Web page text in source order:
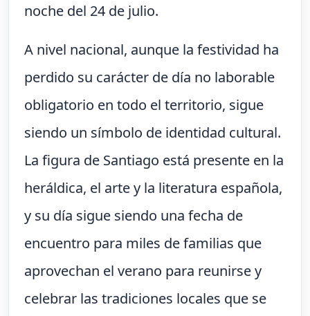
noche del 24 de julio.
A nivel nacional, aunque la festividad ha
perdido su carácter de día no laborable
obligatorio en todo el territorio, sigue
siendo un símbolo de identidad cultural.
La figura de Santiago está presente en la
heráldica, el arte y la literatura española,
y su día sigue siendo una fecha de
encuentro para miles de familias que
aprovechan el verano para reunirse y
celebrar las tradiciones locales que se